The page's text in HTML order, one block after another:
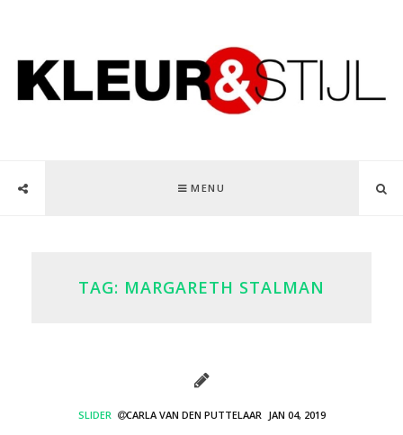
MENU
TAG: MARGARETH STALMAN
SLIDER CARLA VAN DEN PUTTELAAR JAN 04, 2019